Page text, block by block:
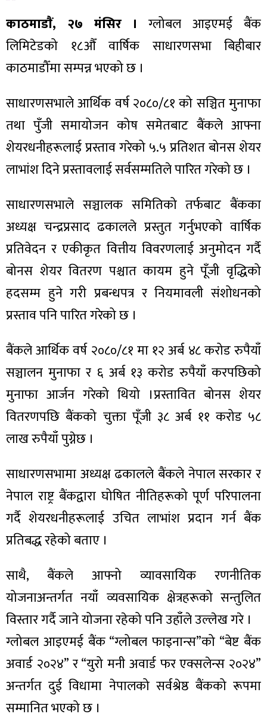
काठमाडाैं, २७ मंसिर । ग्लोबल आइएमई बैंक
लिमिटेडको १८औँ वार्षिक साधारणसभा बिहीबार
काठमाडौँमा सम्पन्न भएको छ ।
साधारणसभाले आर्थिक वर्ष २०८०/८१ को सञ्चित मुनाफा
तथा पुँजी समायोजन कोष समेतबाट बैंकले आफ्ना
शेयरधनीहरूलाई प्रस्ताव गरेको ५.५ प्रतिशत बोनस शेयर
लाभांश दिने प्रस्तावलाई सर्वसम्मतिले पारित गरेको छ ।
साधारणसभाले सञ्चालक समितिको तर्फबाट बैंकका
अध्यक्ष चन्द्रप्रसाद ढकालले प्रस्तुत गर्नुभएको वार्षिक
प्रतिवेदन र एकीकृत वित्तीय विवरणलाई अनुमोदन गर्दै
बोनस शेयर वितरण पश्चात कायम हुने पूँजी वृद्धिको
हदसम्म हुने गरी प्रबन्धपत्र र नियमावली संशोधनको
प्रस्ताव पनि पारित गरेको छ ।
बैंकले आर्थिक वर्ष २०८०/८१ मा १२ अर्ब ४८ करोड रुपैयाँ
सञ्चालन मुनाफा र ६ अर्ब १३ करोड रुपैयाँ करपछिको
मुनाफा आर्जन गरेको थियो ।प्रस्तावित बोनस शेयर
वितरणपछि बैंकको चुक्ता पूँजी ३८ अर्ब ११ करोड ५८
लाख रुपैयाँ पुग्नेछ ।
साधारणसभामा अध्यक्ष ढकालले बैंकले नेपाल सरकार र
नेपाल राष्ट्र बैंकद्वारा घोषित नीतिहरूको पूर्ण परिपालना
गर्दै शेयरधनीहरूलाई उचित लाभांश प्रदान गर्न बैंक
प्रतिबद्ध रहेको बताए ।
साथै, बैंकले आफ्नो व्यावसायिक रणनीतिक
योजनाअन्तर्गत नयाँ व्यवसायिक क्षेत्रहरूको सन्तुलित
विस्तार गर्दै जाने योजना रहेको पनि उहाँले उल्लेख गरे ।
ग्लोबल आइएमई बैंक “ग्लोबल फाइनान्स”को “बेष्ट बैंक
अवार्ड २०२४” र “युरो मनी अवार्ड फर एक्सलेन्स २०२४”
अन्तर्गत दुई विधामा नेपालको सर्वश्रेष्ठ बैंकको रूपमा
सम्मानित भएको छ ।